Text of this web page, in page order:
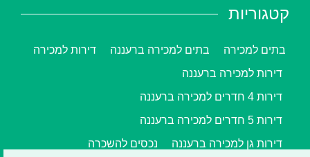
קטגוריות
בתים למכירה בתים למכירה ברעננה
דירות למכירה
דירות למכירה ברעננה
דירות 4 חדרים למכירה ברעננה
דירות 5 חדרים למכירה ברעננה
דירות גן למכירה ברעננה
נכסים להשכרה